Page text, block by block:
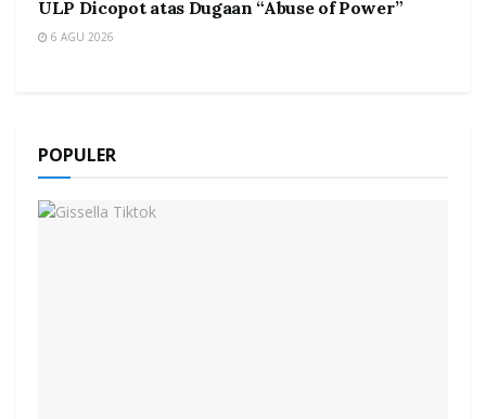
ULP Dicopot atas Dugaan “Abuse of Power”
6 AGU 2026
POPULER